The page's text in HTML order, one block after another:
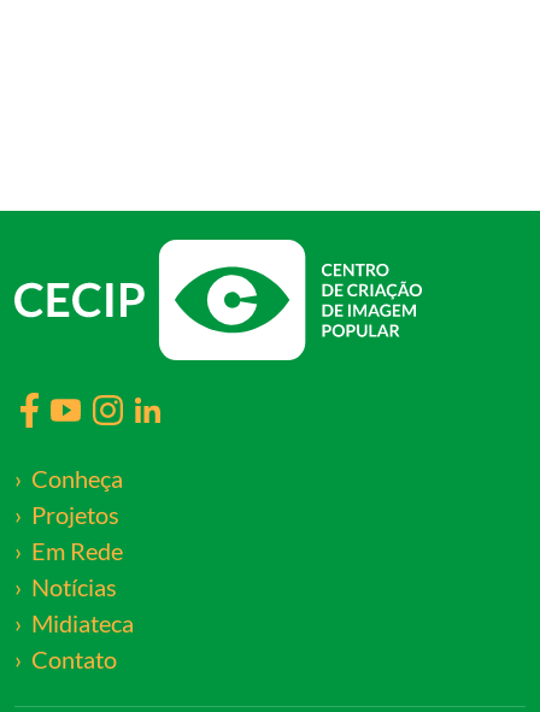
Conheça
Projetos
Em Rede
Notícias
Midiateca
Contato